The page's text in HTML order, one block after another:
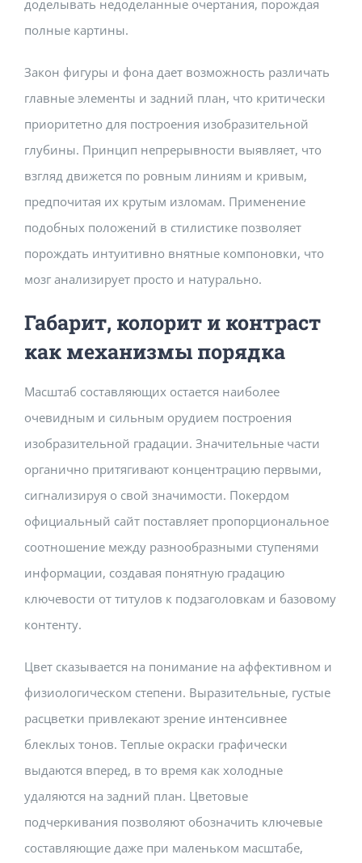
доделывать недоделанные очертания, порождая
полные картины.
Закон фигуры и фона дает возможность различать
главные элементы и задний план, что критически
приоритетно для построения изобразительной
глубины. Принцип непрерывности выявляет, что
взгляд движется по ровным линиям и кривым,
предпочитая их крутым изломам. Применение
подобных положений в стилистике позволяет
порождать интуитивно внятные компоновки, что
мозг анализирует просто и натурально.
Габарит, колорит и контраст
как механизмы порядка
Масштаб составляющих остается наиболее
очевидным и сильным орудием построения
изобразительной градации. Значительные части
органично притягивают концентрацию первыми,
сигнализируя о свой значимости. Покердом
официальный сайт поставляет пропорциональное
соотношение между разнообразными ступенями
информации, создавая понятную градацию
ключевости от титулов к подзаголовкам и базовому
контенту.
Цвет сказывается на понимание на аффективном и
физиологическом степени. Выразительные, густые
расцветки привлекают зрение интенсивнее
блеклых тонов. Теплые окраски графически
выдаются вперед, в то время как холодные
удаляются на задний план. Цветовые
подчеркивания позволяют обозначить ключевые
составляющие даже при маленьком масштабе,